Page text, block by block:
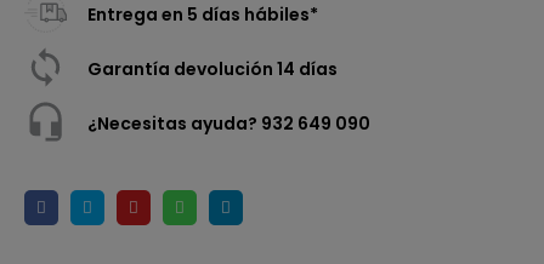
Entrega en 5 días hábiles*
Garantía devolución 14 días
¿Necesitas ayuda? 932 649 090